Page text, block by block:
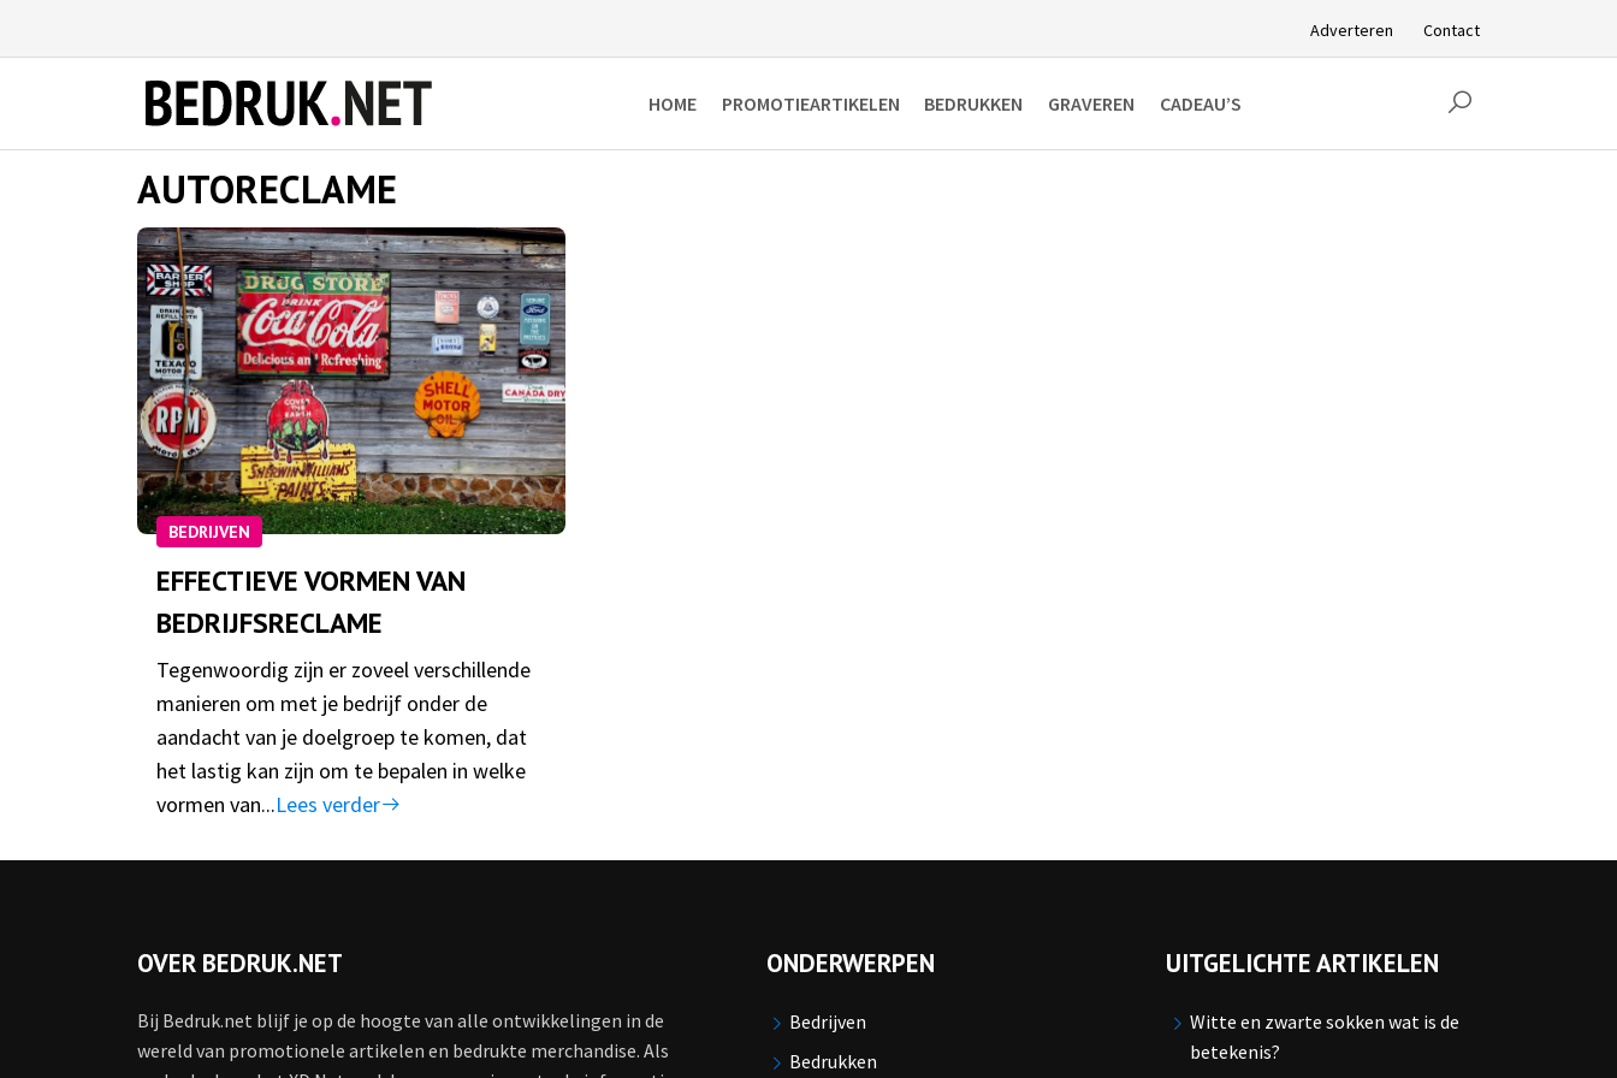
Adverteren Contact
HOME PROMOTIEARTIKELEN BEDRUKKEN GRAVEREN CADEAU’S
AUTORECLAME
BEDRIJVEN
EFFECTIEVE VORMEN VAN
BEDRIJFSRECLAME
Tegenwoordig zijn er zoveel verschillende
manieren om met je bedrijf onder de
aandacht van je doelgroep te komen, dat
het lastig kan zijn om te bepalen in welke
vormen van...Lees verder
OVER BEDRUK.NET
Bij Bedruk.net blijf je op de hoogte van alle ontwikkelingen in de
wereld van promotionele artikelen en bedrukte merchandise. Als
ONDERWERPEN
Bedrijven
Bedrukken
UITGELICHTE ARTIKELEN
Witte en zwarte sokken wat is de
betekenis?